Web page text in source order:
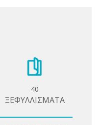
40
ΞΕΦΥΛΛΙΣΜΑΤΑ